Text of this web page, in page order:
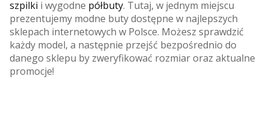
szpilki i wygodne półbuty. Tutaj, w jednym miejscu
prezentujemy modne buty dostępne w najlepszych
sklepach internetowych w Polsce. Możesz sprawdzić
każdy model, a następnie przejść bezpośrednio do
danego sklepu by zweryfikować rozmiar oraz aktualne
promocje!